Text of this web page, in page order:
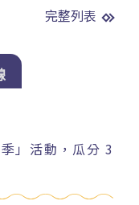
完整列表
」活動，瓜分 3